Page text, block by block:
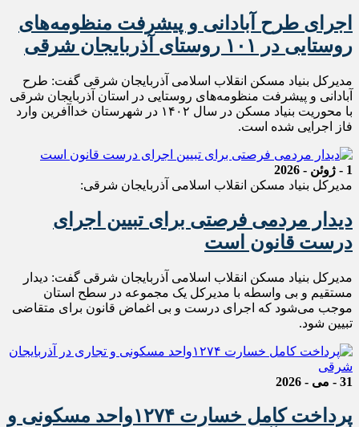
اجرای طرح آبادانی و پیشرفت منظومه‌های
روستایی در ۱۰۱ روستای آذربایجان شرقی
مدیرکل بنیاد مسکن انقلاب اسلامی آذربایجان شرقی گفت: طرح
آبادانی و پیشرفت منظومه‌های روستایی در استان آذربایجان شرقی
با محوریت بنیاد مسکن در سال ۱۴۰۲ در شهرستان خداآفرین وارد
فاز اجرایی شده است.
1 - ژوئن - 2026
مدیرکل بنیاد مسکن انقلاب اسلامی آذربایجان شرقی:
دیدار مردمی فرصتی برای تبیین اجرای
درست قانون است
مدیرکل بنیاد مسکن انقلاب اسلامی آذربایجان شرقی گفت: دیدار
مستقیم و بی واسطه با مدیرکل‌ یک مجموعه در سطح استان
موجب می‌شود که اجرای درست و بی اغماض قانون برای متقاضی
تبیین شود.
31 - می - 2026
پرداخت کامل خسارت ۱۲۷۴‌واحد مسکونی و